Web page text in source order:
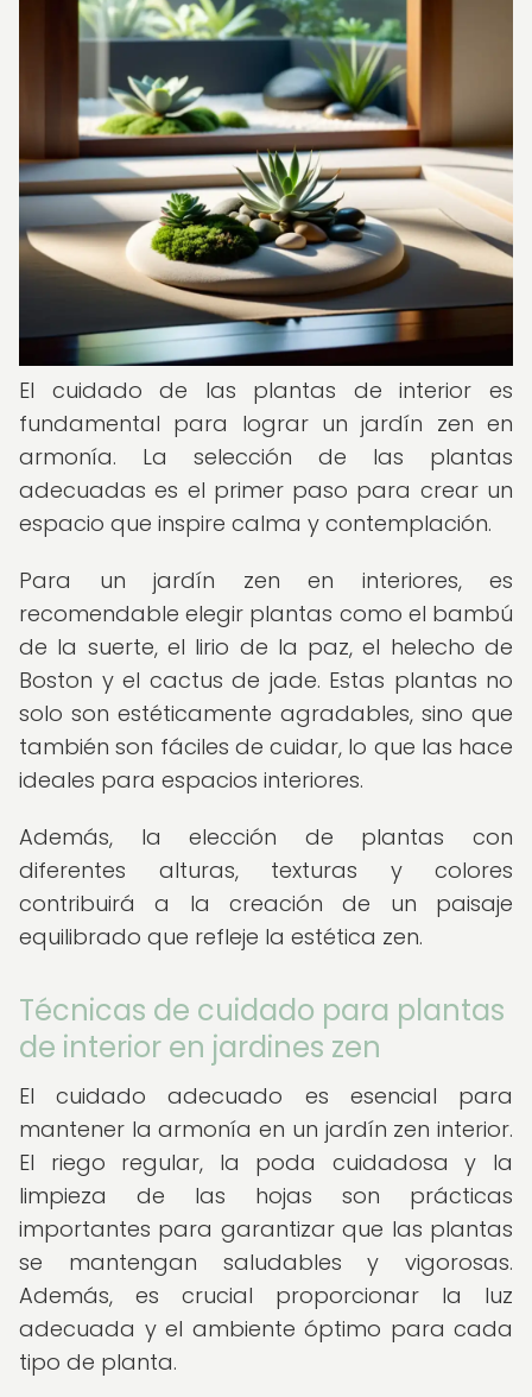
El cuidado de las plantas de interior es
fundamental para lograr un jardín zen en
armonía. La selección de las plantas
adecuadas es el primer paso para crear un
espacio que inspire calma y contemplación.
Para un jardín zen en interiores, es
recomendable elegir plantas como el bambú
de la suerte, el lirio de la paz, el helecho de
Boston y el cactus de jade. Estas plantas no
solo son estéticamente agradables, sino que
también son fáciles de cuidar, lo que las hace
ideales para espacios interiores.
Además, la elección de plantas con
diferentes alturas, texturas y colores
contribuirá a la creación de un paisaje
equilibrado que refleje la estética zen.
Técnicas de cuidado para plantas
de interior en jardines zen
El cuidado adecuado es esencial para
mantener la armonía en un jardín zen interior.
El riego regular, la poda cuidadosa y la
limpieza de las hojas son prácticas
importantes para garantizar que las plantas
se mantengan saludables y vigorosas.
Además, es crucial proporcionar la luz
adecuada y el ambiente óptimo para cada
tipo de planta.